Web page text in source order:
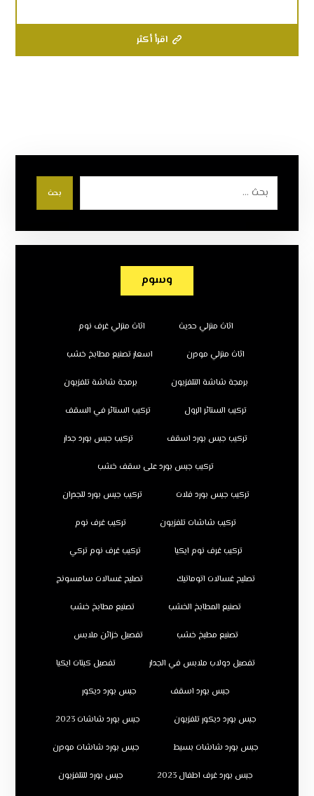
اقرأ أكثر
بحث
وسوم
اثاث منزلي حديث اثاث منزلي غرف نوم
اثاث منزلي مودرن اسعار تصنيع مطابخ خشب
برمجة شاشة التلفزيون برمجة شاشة تلفزيون
تركيب الستائر الرول تركيب الستائر في السقف
تركيب جبس بورد اسقف تركيب جبس بورد جدار
تركيب جبس بورد على سقف خشب
تركيب جبس بورد فلات تركيب جبس بورد للجدران
تركيب شاشات تلفزيون تركيب غرف نوم
تركيب غرف نوم ايكيا تركيب غرف نوم تركي
تصليح غسالات اتوماتيك تصليح غسالات سامسونج
تصنيع المطابخ الخشب تصنيع مطابخ خشب
تصنيع مطبخ خشب تفصيل خزائن ملابس
تفصيل دولاب ملابس في الجدار تفصيل كبتات ايكيا
جبس بورد اسقف جبس بورد ديكور
جبس بورد ديكور تلفزيون جبس بورد شاشات 2023
جبس بورد شاشات بسيط جبس بورد شاشات مودرن
جبس بورد غرف اطفال 2023 جبس بورد للتلفزيون